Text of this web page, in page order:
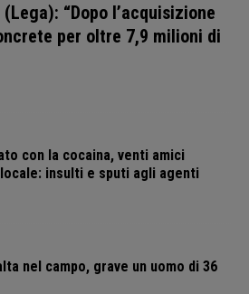
“Dopo l’acquisizione
per oltre 7,9 milioni di
con la cocaina, venti amici
insulti e sputi agli agenti
nel campo, grave un uomo di 36